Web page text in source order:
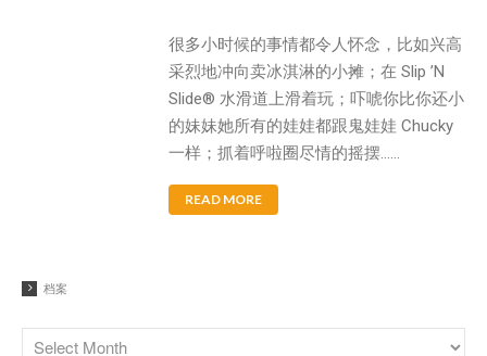
很多小时候的事情都令人怀念，比如兴高
采烈地冲向卖冰淇淋的小摊；在 Slip ’N
Slide® 水滑道上滑着玩；吓唬你比你还小
的妹妹她所有的娃娃都跟鬼娃娃 Chucky
一样；抓着呼啦圈尽情的摇摆……
READ MORE
档案